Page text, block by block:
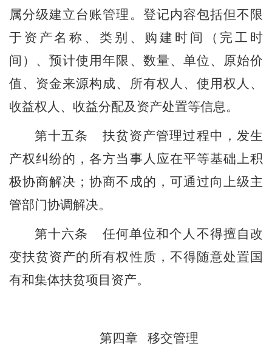
属分级建立台账管理。登记内容包括但不限
于资产名称、类别、购建时间（完工时
间）、预计使用年限、数量、单位、原始价
值、资金来源构成、所有权人、使用权人、
收益权人、收益分配及资产处置等信息。
第十五条
扶贫资产管理过程中，发生
产权纠纷的，各方当事人应在平等基础上积
极协商解决；协商不成的，可通过向上级主
管部门协调解决。
第十六条
任何单位和个人不得擅自改
变扶贫资产的所有权性质 ， 不得随意处置国
有和集体扶贫项目资产。
第四章 移交管理